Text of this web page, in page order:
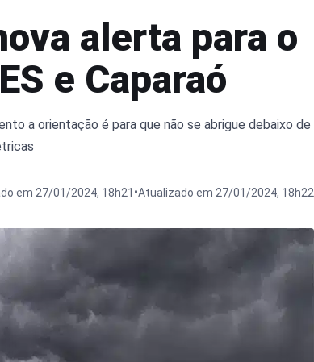
alerta para o
e Caparaó
a orientação é para que não se abrigue debaixo de
em 27/01/2024, 18h21 •Atualizado em 27/01/2024, 18h22